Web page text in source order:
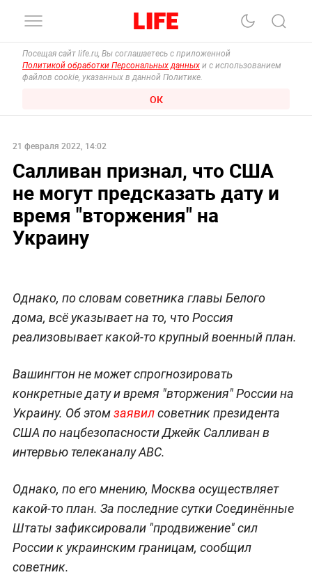
Посещая сайт life.ru, Вы соглашаетесь с приложенной
Политикой обработки Персональных данных и с использованием
файлов cookie, указанных в данной Политике.
ОК
21 февраля 2022, 14:02
Салливан признал, что США
не могут предсказать дату и
время "вторжения" на
Украину
Однако, по словам советника главы Белого
дома, всё указывает на то, что Россия
реализовывает какой-то крупный военный план.
Вашингтон не может спрогнозировать
конкретные дату и время "вторжения" России на
Украину. Об этомзаявилсоветник президента
США по нацбезопасности Джейк Салливан в
интервью телеканалу ABC.
Однако, по его мнению, Москва осуществляет
какой-то план. За последние сутки Соединённые
Штаты зафиксировали "продвижение" сил
России к украинским границам, сообщил
советник.